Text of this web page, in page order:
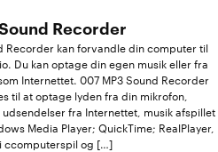
Recorder
Recorder kan forvandle din computer til
Du kan optage din egen musik eller fra
Internettet. 007 MP3 Sound Recorder
til at optage lyden fra din mikrofon,
fra Internettet, musik afspillet
Media Player; QuickTime; RealPlayer,
ccomputerspil og […]